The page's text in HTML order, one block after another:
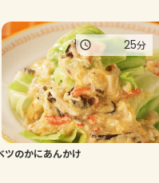
ツのかにあんかけ
25分